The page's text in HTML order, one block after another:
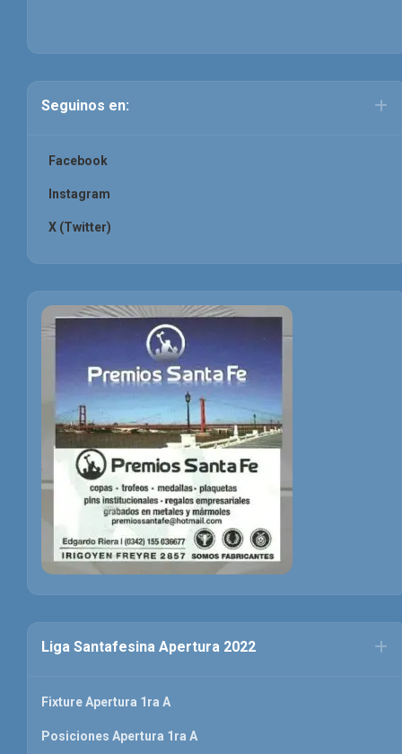
Seguinos en:
Facebook
Instagram
X (Twitter)
Liga Santafesina Apertura 2022
Fixture Apertura 1ra A
Posiciones Apertura 1ra A